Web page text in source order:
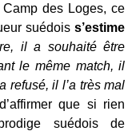
des Loges, ce
suédois s’estime
il a souhaité être
le même match, il
refusé, il l’a très mal
que si rien
suédois de